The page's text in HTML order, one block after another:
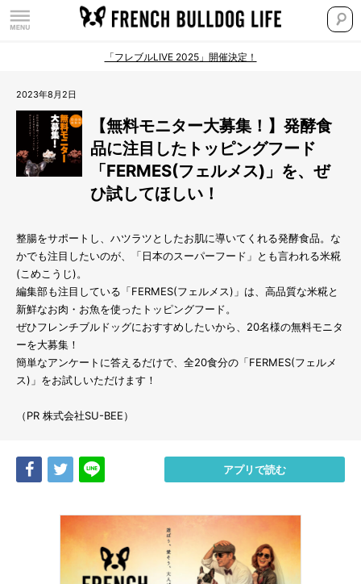
「フレブルLIVE 2025」開催決定！
2023年8月2日
【無料モニター大募集！】発酵食
品に注目したトッピングフード
「FERMES(フェルメス)」を、ぜ
ひ試してほしい！
整腸をサポートし、ハツラツとしたお肌に導いてくれる発酵食品。な
かでも注目したいのが、「日本のスーパーフード」とも言われる米糀
(こめこうじ)。
編集部も注目している「FERMES(フェルメス)」は、高品質な米糀と
新鮮なお肉・お魚を使ったトッピングフード。
ぜひフレンチブルドッグにおすすめしたいから、20名様の無料モニタ
ーを大募集！
簡単なアンケートに答えるだけで、全20食分の「FERMES(フェルメ
ス)」をお試しいただけます！
（PR 株式会社SU-BEE）
Share Tweet アプリで読む